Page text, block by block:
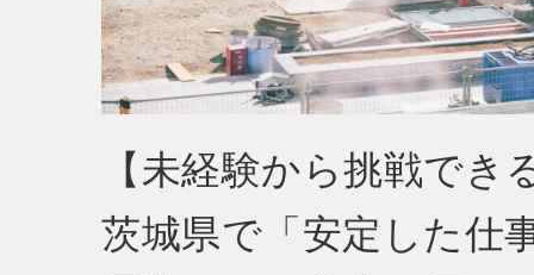
【未経験から挑戦でき
茨城県で「安定した仕